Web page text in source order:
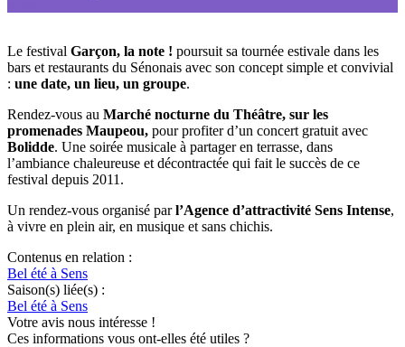
Le festival Garçon, la note ! poursuit sa tournée estivale dans les
bars et restaurants du Sénonais avec son concept simple et convivial
: une date, un lieu, un groupe.
Rendez-vous au Marché nocturne du Théâtre, sur les
promenades Maupeou, pour profiter d’un concert gratuit avec
Bolidde. Une soirée musicale à partager en terrasse, dans
l’ambiance chaleureuse et décontractée qui fait le succès de ce
festival depuis 2011.
Un rendez-vous organisé parl’Agence d’attractivité Sens Intense,
à vivre en plein air, en musique et sans chichis.
Contenus en relation :
Bel été à Sens
Saison(s) liée(s) :
Bel été à Sens
Votre avis nous intéresse !
Ces informations vous ont-elles été utiles ?